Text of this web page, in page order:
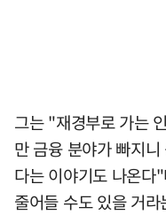
그는 "재경부로 가는
만 금융 분야가 빠지
다는 이야기도 나온다
줄어들 수도 있을 거